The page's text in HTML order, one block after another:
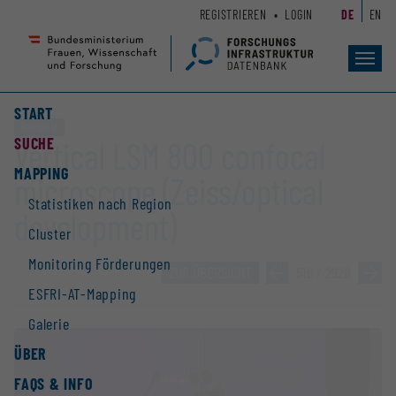
Seiteninhalt
Accesskey
Hauptnavigation
Accesskey
START
SUCHE
MAPPING
Statistiken nach Region
Cluster
Monitoring Förderungen
ESFRI-AT-Mapping
Galerie
ÜBER
FAQS & INFO
REGISTRIEREN LOGIN DE EN
Vertical LSM 800 confocal
microscope (Zeiss/optical
development)
ZUR ÜBERSICHT